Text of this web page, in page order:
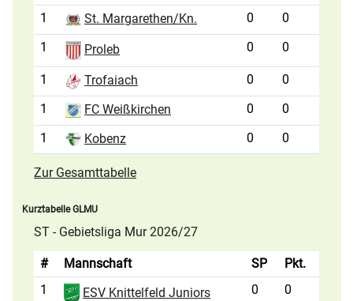
1
St. Margarethen/Kn. 0
0
1
Proleb 0 0
1 Trofaiach 0
0
1
FC Weißkirchen 0
0
1
Kobenz 0 0
Zur Gesamttabelle
Kurztabelle GLMU
ST - Gebietsliga Mur 2026/27
# Mannschaft SP
Pkt.
1
ESV Knittelfeld Juniors 0 0